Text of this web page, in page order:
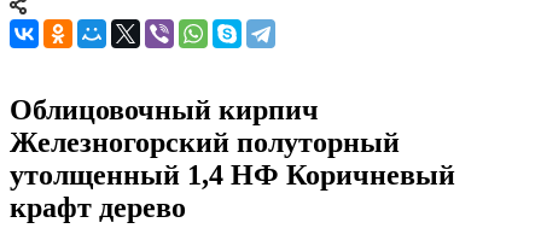
Облицовочный кирпич
Железногорский полуторный
утолщенный 1,4 НФ Коричневый
крафт дерево